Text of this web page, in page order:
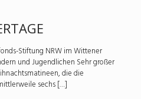
Stiftung NRW im Wittener
und Jugendlichen Sehr großer
die die
sechs[…]